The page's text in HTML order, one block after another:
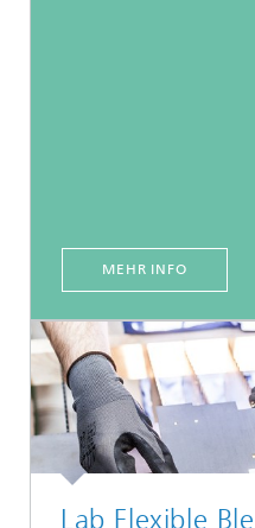
MEHR INFO
Lab Flexible